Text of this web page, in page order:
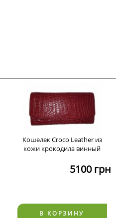
Кошелек Croco Leather из
кожи крокодила винный
5100грн
В КОРЗИНУ